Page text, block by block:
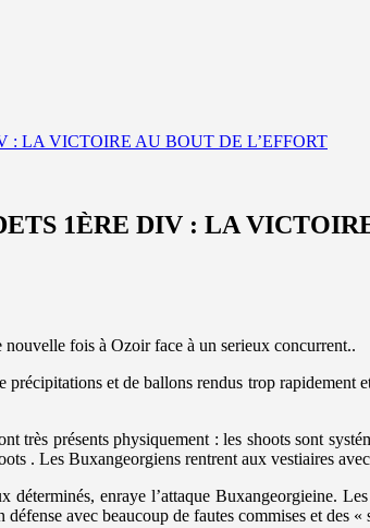
: LA VICTOIRE AU BOUT DE L’EFFORT
1ÈRE DIV : LA
nouvelle fois à Ozoir face à un serieux concurrent..
et de ballons rendus trop rapidement
très présents physiquement : les shoots sont
. Les Buxangeorgiens rentrent aux vestiaires
enraye l’attaque Buxangeorgieine.
avec beaucoup de fautes commises et des